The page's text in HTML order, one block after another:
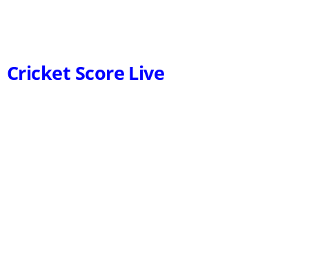
Cricket Score Live